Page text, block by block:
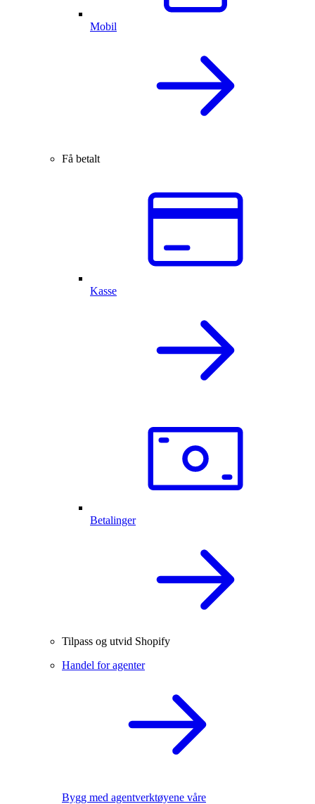
Mobil
Få betalt
Kasse
Betalinger
Tilpass og utvid Shopify
Handel for agenter
Bygg med agentverktøyene våre